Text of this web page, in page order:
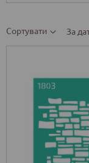
Сортувати За